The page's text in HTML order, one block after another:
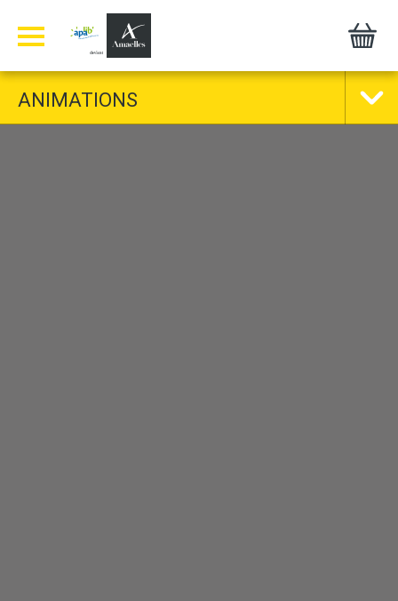
ANIMATIONS
Panneau de gestion des cookies